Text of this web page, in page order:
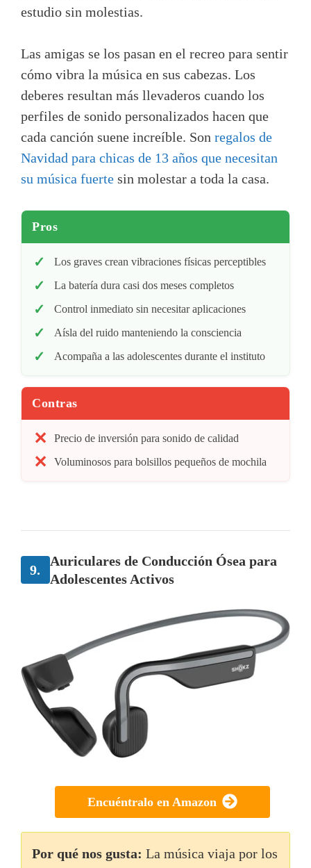
estudio sin molestias.
Las amigas se los pasan en el recreo para sentir
cómo vibra la música en sus cabezas. Los
deberes resultan más llevaderos cuando los
perfiles de sonido personalizados hacen que
cada canción suene increíble. Son regalos de
Navidad para chicas de 13 años que necesitan
su música fuerte sin molestar a toda la casa.
Pros
Los graves crean vibraciones físicas perceptibles
La batería dura casi dos meses completos
Control inmediato sin necesitar aplicaciones
Aísla del ruido manteniendo la consciencia
Acompaña a las adolescentes durante el instituto
Contras
Precio de inversión para sonido de calidad
Voluminosos para bolsillos pequeños de mochila
9.
Auriculares de Conducción Ósea para
Adolescentes Activos
Encuéntralo en Amazon
Por qué nos gusta: La música viaja por los